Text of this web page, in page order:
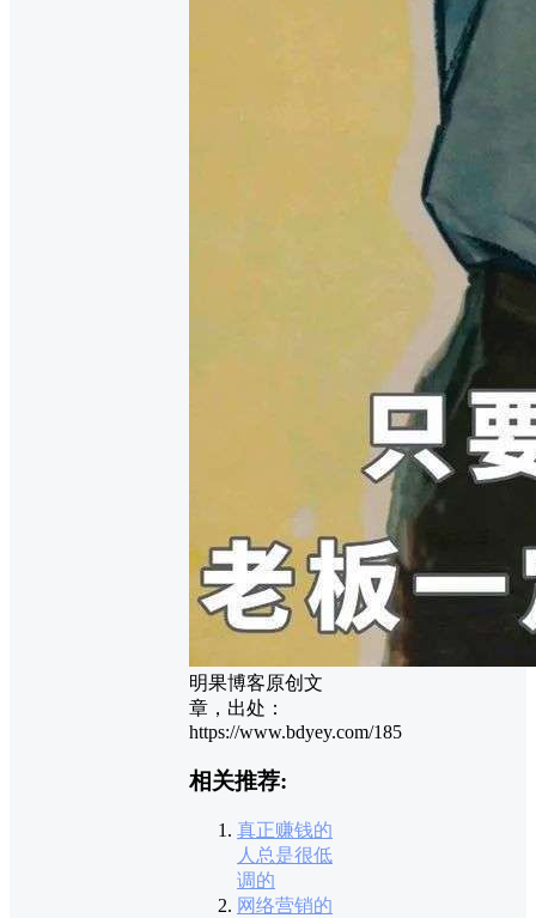
明果博客原创文
章，出处：
https://www.bdyey.com/185
相关推荐:
真正赚钱的
人总是很低
调的
网络营销的